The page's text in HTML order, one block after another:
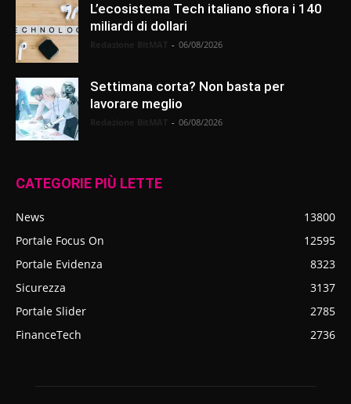
L’ecosistema Tech italiano sfiora i 140
miliardi di dollari
- 06/08/2026
Settimana corta? Non basta per
lavorare meglio
- 06/08/2026
CATEGORIE PIÙ LETTE
News
13800
Portale Focus On
12595
Portale Evidenza
8323
Sicurezza
3137
Portale Slider
2785
FinanceTech
2736